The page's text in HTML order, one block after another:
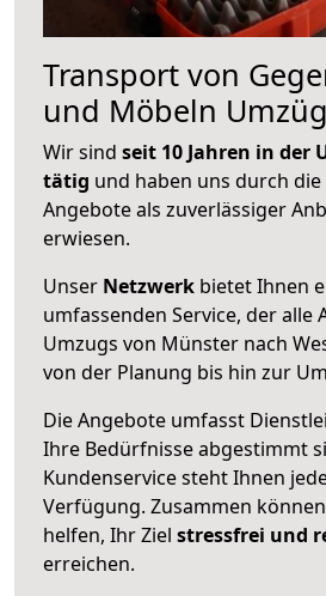
Transport von
und Möbeln
Wir sind seit 10 Jahren in der
tätig und haben uns durch
Angebote als zuverlässiger
erwiesen.
Unser Netzwerk bietet Ihnen
umfassenden Service, der alle
Umzugs von Münster nach
von der Planung bis hin zur
Die Angebote umfasst
Ihre Bedürfnisse abgestimmt
Kundenservice steht Ihnen
Verfügung. Zusammen
helfen, Ihr Ziel stressfrei und
erreichen.